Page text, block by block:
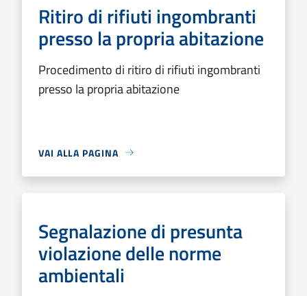
Ritiro di rifiuti ingombranti
presso la propria abitazione
Procedimento di ritiro di rifiuti ingombranti
presso la propria abitazione
VAI ALLA PAGINA
Segnalazione di presunta
violazione delle norme
ambientali